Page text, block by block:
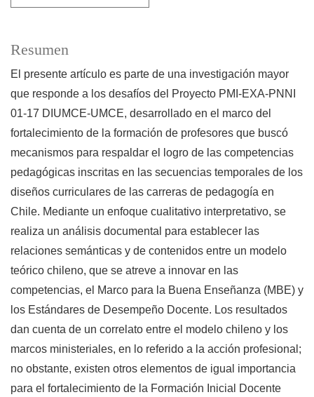
Resumen
El presente artículo es parte de una investigación mayor
que responde a los desafíos del Proyecto PMI-EXA-PNNI
01-17 DIUMCE-UMCE, desarrollado en el marco del
fortalecimiento de la formación de profesores que buscó
mecanismos para respaldar el logro de las competencias
pedagógicas inscritas en las secuencias temporales de los
diseños curriculares de las carreras de pedagogía en
Chile. Mediante un enfoque cualitativo interpretativo, se
realiza un análisis documental para establecer las
relaciones semánticas y de contenidos entre un modelo
teórico chileno, que se atreve a innovar en las
competencias, el Marco para la Buena Enseñanza (MBE) y
los Estándares de Desempeño Docente. Los resultados
dan cuenta de un correlato entre el modelo chileno y los
marcos ministeriales, en lo referido a la acción profesional;
no obstante, existen otros elementos de igual importancia
para el fortalecimiento de la Formación Inicial Docente